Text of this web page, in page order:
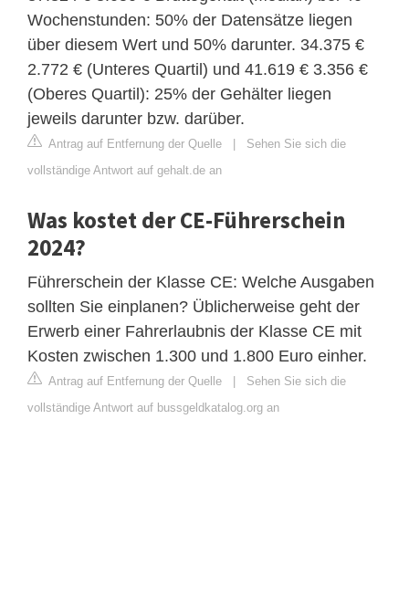
Wochenstunden: 50% der Datensätze liegen
über diesem Wert und 50% darunter. 34.375 €
2.772 € (Unteres Quartil) und 41.619 € 3.356 €
(Oberes Quartil): 25% der Gehälter liegen
jeweils darunter bzw. darüber.
Antrag auf Entfernung der Quelle | Sehen Sie sich die
vollständige Antwort auf gehalt.de an
Was kostet der CE-Führerschein
2024?
Führerschein der Klasse CE: Welche Ausgaben
sollten Sie einplanen? Üblicherweise geht der
Erwerb einer Fahrerlaubnis der Klasse CE mit
Kosten zwischen 1.300 und 1.800 Euro einher.
Antrag auf Entfernung der Quelle | Sehen Sie sich die
vollständige Antwort auf bussgeldkatalog.org an